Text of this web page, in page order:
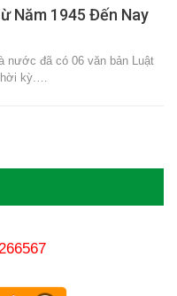
Năm 1945 Đến Nay
nước đã có 06 văn bản Luật
kỳ.…